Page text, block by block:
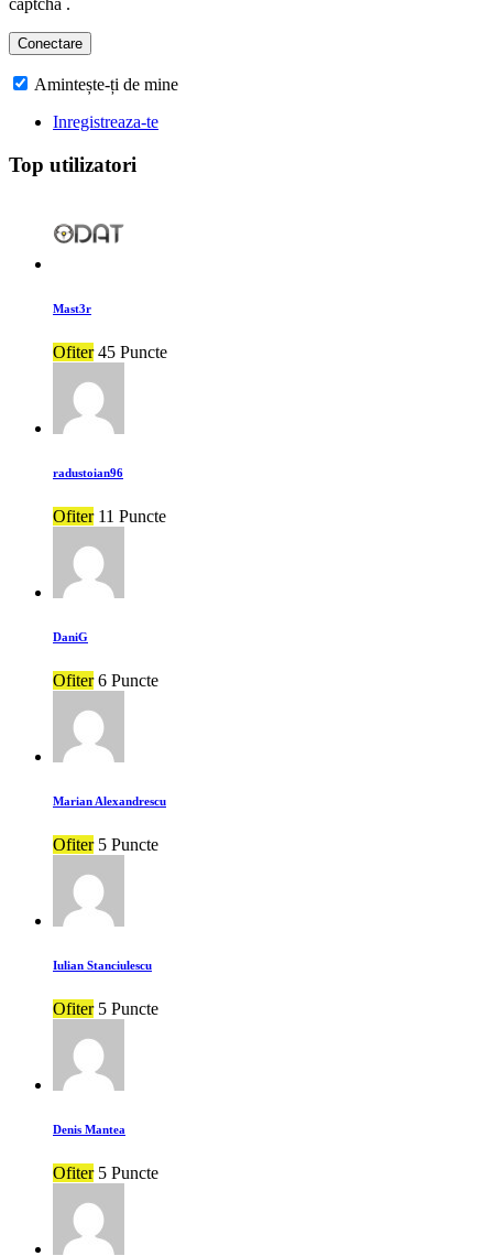
captcha .
Amintește-ți de mine
Inregistreaza-te
Top utilizatori
Mast3r
Ofiter 45 Puncte
radustoian96
Ofiter 11 Puncte
DaniG
Ofiter 6 Puncte
Marian Alexandrescu
Ofiter 5 Puncte
Iulian Stanciulescu
Ofiter 5 Puncte
Denis Mantea
Ofiter 5 Puncte